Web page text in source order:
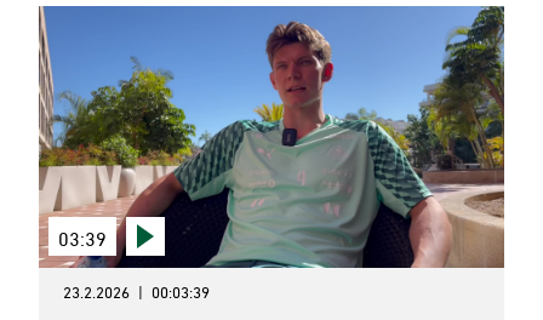
03:39
23.2.2026 | 00:03:39